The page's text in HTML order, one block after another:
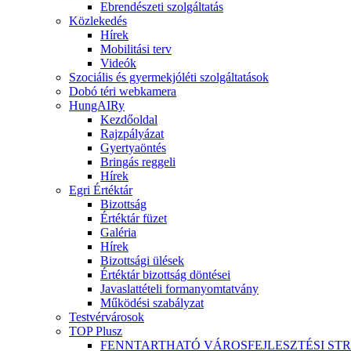
Ebrendészeti szolgáltatás
Közlekedés
Hírek
Mobilitási terv
Videók
Szociális és gyermekjóléti szolgáltatások
Dobó téri webkamera
HungAIRy
Kezdőoldal
Rajzpályázat
Gyertyaöntés
Bringás reggeli
Hírek
Egri Értéktár
Bizottság
Értéktár füzet
Galéria
Hírek
Bizottsági ülések
Értéktár bizottság döntései
Javaslattételi formanyomtatvány
Működési szabályzat
Testvérvárosok
TOP Plusz
FENNTARTHATÓ VÁROSFEJLESZTÉSI